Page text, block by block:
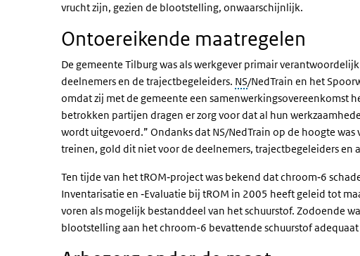
vrucht zijn, gezien de blootstelling, onwaarschijnlijk.
Ontoereikende maatregelen
De gemeente Tilburg was als werkgever primair
deelnemers en de trajectbegeleiders. NS/NedTrain en het
omdat zij met de gemeente een samenwerkingsovereenkomst
betrokken partijen dragen er zorg voor dat al hun
wordt uitgevoerd.” Ondanks dat NS/NedTrain op de hoogte
treinen, gold dit niet voor de deelnemers, trajectbegeleiders en
Ten tijde van het tROM‐project was bekend dat chroom‐6
Inventarisatie en ‐Evaluatie bij tROM in 2005 heeft geleid tot
voren als mogelijk bestanddeel van het schuurstof. Zodoende
blootstelling aan het chroom-6 bevattende schuurstof